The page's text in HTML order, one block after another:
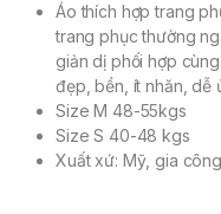
Áo thích hợp trang
trang phục thường
giản dị phối hợp
đẹp, bền, ít nhăn, dễ
Size M 48-55kgs
Size S 40-48 kgs
Xuất xứ: Mỹ, gia